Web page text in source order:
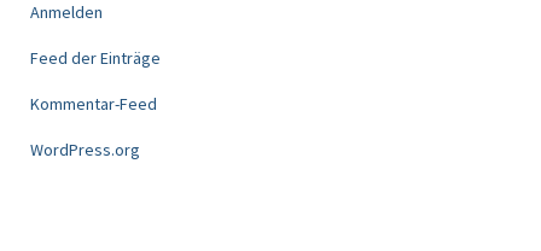
Anmelden
Feed der Einträge
Kommentar-Feed
WordPress.org